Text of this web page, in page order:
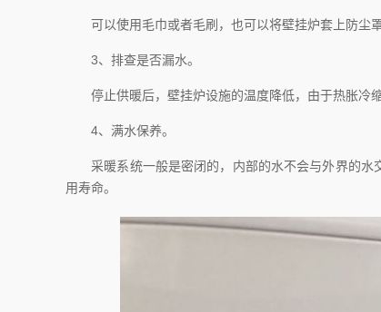
可以使用毛巾或者毛刷，也可以将壁挂炉套上防尘罩
3、排查是否漏水。
停止供暖后，壁挂炉设施的温度降低，由于热胀冷缩
4、满水保养。
采暖系统一般是密闭的，内部的水不会与外界的水
用寿命。